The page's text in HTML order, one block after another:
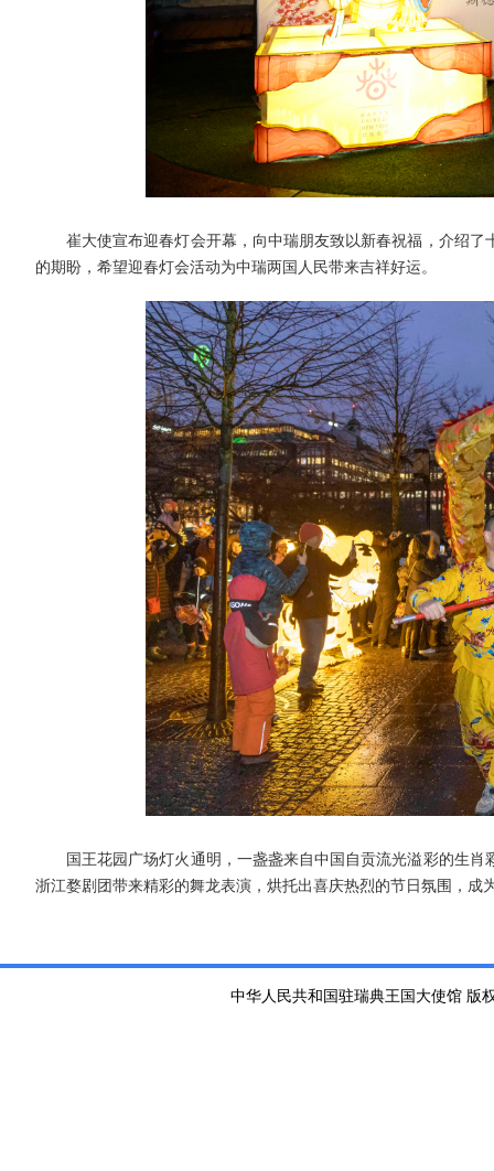
崔大使宣布迎春灯会开幕，向中瑞朋友致以新春祝福，介绍
的期盼，希望迎春灯会活动为中瑞两国人民带来吉祥好运。
国王花园广场灯火通明，一盏盏来自中国自贡流光溢彩的生肖
浙江婺剧团带来精彩的舞龙表演，烘托出喜庆热烈的节日氛围，成
中华人民共和国驻瑞典王国大使馆 版